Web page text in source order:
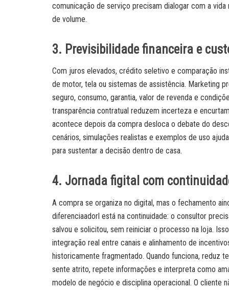
comunicação de serviço precisam dialogar com a
de volume.
3. Previsibilidade financeira e
Com juros elevados, crédito seletivo e comparação
de motor, tela ou sistemas de assistência. Marketing
seguro, consumo, garantia, valor de revenda e
transparência contratual reduzem incerteza e
acontece depois da compra desloca o debate do
cenários, simulações realistas e exemplos de uso
para sustentar a decisão dentro de casa.
4. Jornada figital com
A compra se organiza no digital, mas o fechamento
diferenciaadorl está na continuidade: o consultor
salvou e solicitou, sem reiniciar o processo na loja.
integração real entre canais e alinhamento de
historicamente fragmentado. Quando funciona, reduz
sente atrito, repete informações e interpreta como
modelo de negócio e disciplina operacional. O cliente